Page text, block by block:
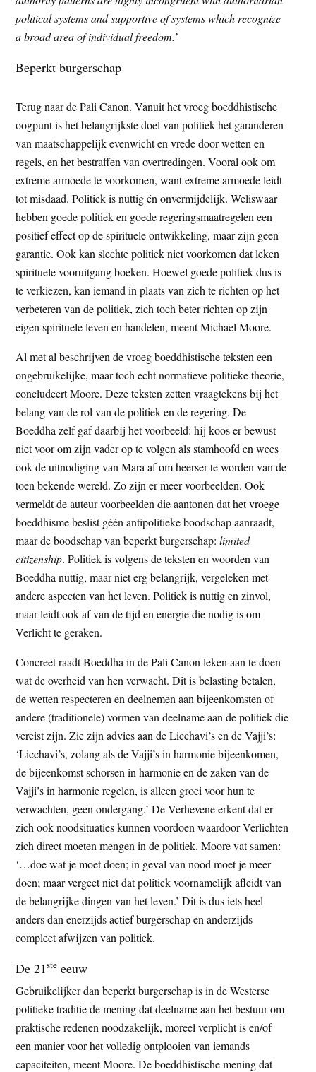
political systems and supportive of systems which recognize
a broad area of individual freedom.’
Beperkt burgerschap
Terug naar de Pali Canon. Vanuit het vroeg boeddhistische
oogpunt is het belangrijkste doel van politiek het garanderen
van maatschappelijk evenwicht en vrede door wetten en
regels, en het bestraffen van overtredingen. Vooral ook om
extreme armoede te voorkomen, want extreme armoede leidt
tot misdaad. Politiek is nuttig én onvermijdelijk. Weliswaar
hebben goede politiek en goede regeringsmaatregelen een
positief effect op de spirituele ontwikkeling, maar zijn geen
garantie. Ook kan slechte politiek niet voorkomen dat leken
spirituele vooruitgang boeken. Hoewel goede politiek dus is
te verkiezen, kan iemand in plaats van zich te richten op het
verbeteren van de politiek, zich toch beter richten op zijn
eigen spirituele leven en handelen, meent Michael Moore.
Al met al beschrijven de vroeg boeddhistische teksten een
ongebruikelijke, maar toch echt normatieve politieke theorie,
concludeert Moore. Deze teksten zetten vraagtekens bij het
belang van de rol van de politiek en de regering. De
Boeddha zelf gaf daarbij het voorbeeld: hij koos er bewust
niet voor om zijn vader op te volgen als stamhoofd en wees
ook de uitnodiging van Mara af om heerser te worden van de
toen bekende wereld. Zo zijn er meer voorbeelden. Ook
vermeldt de auteur voorbeelden die aantonen dat het vroege
boeddhisme beslist géén antipolitieke boodschap aanraadt,
maar de boodschap van beperkt burgerschap:limited
citizenship. Politiek is volgens de teksten en woorden van
Boeddha nuttig, maar niet erg belangrijk, vergeleken met
andere aspecten van het leven. Politiek is nuttig en zinvol,
maar leidt ook af van de tijd en energie die nodig is om
Verlicht te geraken.
Concreet raadt Boeddha in de Pali Canon leken aan te doen
wat de overheid van hen verwacht. Dit is belasting betalen,
de wetten respecteren en deelnemen aan bijeenkomsten of
andere (traditionele) vormen van deelname aan de politiek die
vereist zijn. Zie zijn advies aan de Licchavi’s en de Vajji’s:
‘Licchavi’s, zolang als de Vajji’s in harmonie bijeenkomen,
de bijeenkomst schorsen in harmonie en de zaken van de
Vajji’s in harmonie regelen, is alleen groei voor hun te
verwachten, geen ondergang.’ De Verhevene erkent dat er
zich ook noodsituaties kunnen voordoen waardoor Verlichten
zich direct moeten mengen in de politiek. Moore vat samen:
‘…doe wat je moet doen; in geval van nood moet je meer
doen; maar vergeet niet dat politiek voornamelijk afleidt van
de belangrijke dingen van het leven.’ Dit is dus iets heel
anders dan enerzijds actief burgerschap en anderzijds
compleet afwijzen van politiek.
De 21ste eeuw
Gebruikelijker dan beperkt burgerschap is in de Westerse
politieke traditie de mening dat deelname aan het bestuur om
praktische redenen noodzakelijk, moreel verplicht is en/of
een manier voor het volledig ontplooien van iemands
capaciteiten, meent Moore. De boeddhistische mening dat